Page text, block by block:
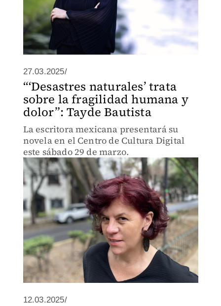
27.03.2025/
“‘Desastres naturales’ trata
sobre la fragilidad humana y
dolor”: Tayde Bautista
La escritora mexicana presentará su
novela en el Centro de Cultura Digital
este sábado 29 de marzo.
12.03.2025/